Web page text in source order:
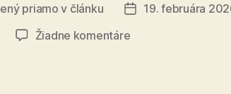
priamo v článku
Dátum
19. februára
Žiadne komentárena